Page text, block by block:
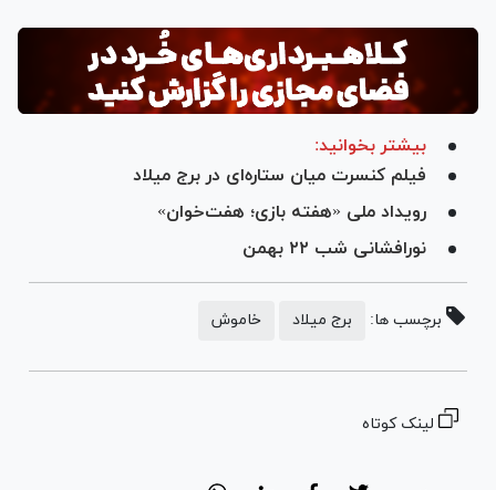
بیشتر بخوانید:
فیلم کنسرت میان ستاره‌ای در برج میلاد
رویداد ملی «هفته بازی؛ هفت‌خوان»
نورافشانی شب ۲۲ بهمن
برچسب ها: برج میلاد خاموش
لینک کوتاه